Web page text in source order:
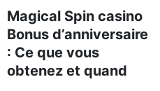
Magical Spin casino
Bonus d’anniversaire
: Ce que vous
obtenez et quand